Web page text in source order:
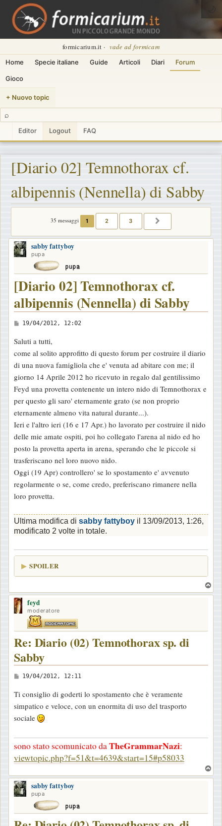
formicarium.it · vade ad formicam
Home Specie italiane Guide Articoli Diari Forum
Gioco
+ Nuovo topic
⌕
Editor Logout FAQ
🌙
[Diario 02] Temnothorax cf.
albipennis (Nennella) di Sabby
35 messaggi 1 2 3
sabby fattyboy
pupa
[Diario 02] Temnothorax cf.
albipennis (Nennella) di Sabby
M
s
s
a
g
g
i
o
19/04/2012, 12:02
Saluti a tutti,
come al solito approfitto di questo forum per costruire il diario
di una nuova famigliola che e' venuta ad abitare con me; il
giorno 14 Aprile 2012 ho ricevuto in regalo dal gentilissimo
Feyd una provetta contenente un intero nido di Temnothorax e
per questo gli saro' eternamente grato (se non proprio
eternamente almeno vita natural durante...).
Ieri e l'altro ieri (16 e 17 Apr.) ho lavorato per costruire il nido
delle mie amate ospiti, poi ho collegato l'arena al nido ed ho
posto la provetta aperta in arena, sperando che le piccole si
trasferiscano nel loro nuovo nido.
Oggi (19 Apr) controllero' se lo spostamento e' avvenuto
regolarmente o se, come credo, preferiscano rimanere nella
loro provetta.
Ultima modifica di sabby fattyboy il 13/09/2013, 1:26,
modificato 2 volte in totale.
SPOILER
o
feyd
moderatore
Re: Diario (02) Temnothorax sp. di
Sabby
M
s
s
a
g
i
19/04/2012, 12:11
Ti consiglio di goderti lo spostamento che è veramente
simpatico e veloce, con un enormita di uso del trasporto
sociale
sono stato scomunicato daTheGrammarNazi:
viewtopic.php?f=51&t=4639&start=15#p58033
o
sabby fattyboy
pupa